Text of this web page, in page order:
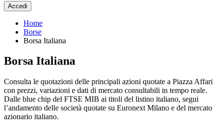
Accedi
Home
Borse
Borsa Italiana
Borsa Italiana
Consulta le quotazioni delle principali azioni quotate a Piazza Affari
con prezzi, variazioni e dati di mercato consultabili in tempo reale.
Dalle blue chip del FTSE MIB ai titoli del listino italiano, segui
l’andamento delle società quotate su Euronext Milano e del mercato
azionario italiano.